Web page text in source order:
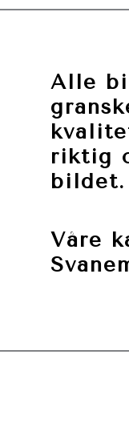
Alle
riktig
bildet.
Våre